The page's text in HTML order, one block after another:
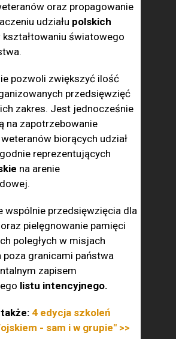
oraz propagowanie
udziału polskich
kształtowaniu światowego
pozwoli zwiększyć ilość
przedsięwzięć
zakres. Jest jednocześnie
na zapotrzebowanie
biorących udział
reprezentujących
na arenie
wspólnie przedsięwzięcia dla
oraz pielęgnowanie pamięci
poległych w misjach
poza granicami państwa
zapisem
listu intencyjnego.
4 edycja szkoleń
- sam i w grupie" >>